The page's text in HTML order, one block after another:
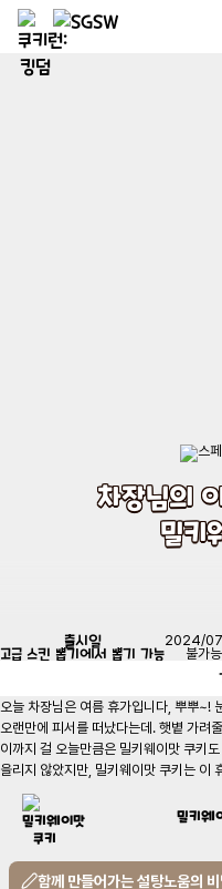
차장님의
밀키
출시일 2024/
고급 스킨 뽑기에서 뽑기 가능 불가능
오늘 차장님은 여름 휴가입니다, 뿌뿌~!
오랜만에 피서를 떠났다는데. 햇볕 가려
이까지 걸 오늘만큼은 밀키웨이맛 쿠키
을리지 않았지만, 밀키웨이맛 쿠키는 이
밀키웨
함께 만들어가는 설탕노움의